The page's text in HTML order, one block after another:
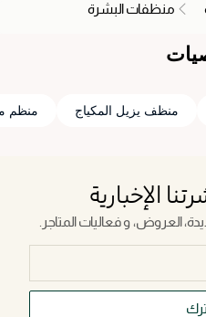
منظفات البشرة
منظف يزيل المكياج منظم
الإخبارية
العروض، و فعاليات المتاجر.